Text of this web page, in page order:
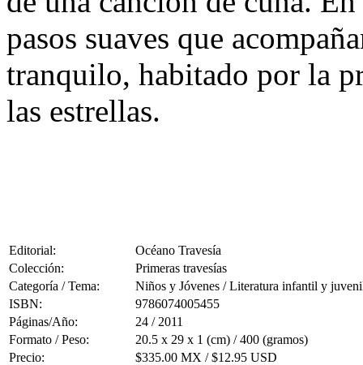
pasos suaves que
tranquilo, habitado por la
las estrellas.
Editorial:
Océano Travesía
Colección:
Primeras travesías
Categoría / Tema:
Niños y Jóvenes / Literatura infantil y
ISBN:
9786074005455
Páginas/Año:
24 / 2011
Formato / Peso:
20.5 x 29 x 1 (cm) / 400 (gramos)
Precio:
$335.00 MX / $12.95 USD